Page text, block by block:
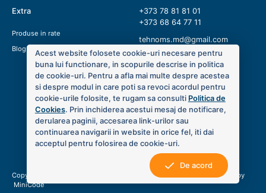
Extra
Produse in rate
Blog
+373 78 81 81 01
+373 68 64 77 11
tehnoms.md@gmail.com
Copyright © 2020 Tehno MS. Toate drepturile sunt rezervate. Created by
MiniCode
Acest website folosete cookie-uri necesare pentru
buna lui functionare, in scopurile descrise in politica
de cookie-uri. Pentru a afla mai multe despre acestea
si despre modul in care poti sa revoci acordul pentru
cookie-urile folosite, te rugam sa consulti Politica de
Cookies. Prin inchiderea acestui mesaj de notificare,
derularea paginii, accesarea link-urilor sau
continuarea navigarii in website in orice fel, iti dai
acceptul pentru folosirea de cookie-uri.
De acord